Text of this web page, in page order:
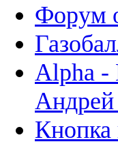
Форум
Alpha -
Кнопка